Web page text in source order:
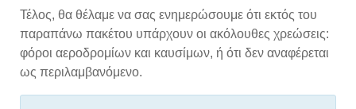
Τέλος, θα θέλαμε να σας ενημερώσουμε ότι εκτός του
παραπάνω πακέτου υπάρχουν οι ακόλουθες χρεώσεις:
φόροι αεροδρομίων και καυσίμων, ή ότι δεν αναφέρεται
ως περιλαμβανόμενο.